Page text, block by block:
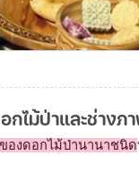
ไม้ป่าและช่างภ
องดอกไม้ป่านานาชนิด